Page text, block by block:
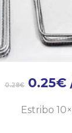
0.28€ 0.25€
Estribo